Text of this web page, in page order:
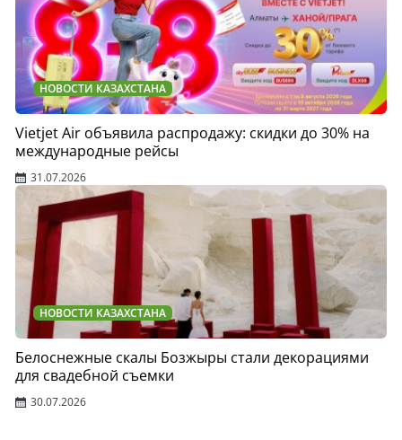
НОВОСТИ КАЗАХСТАНА
Vietjet Air объявила распродажу: скидки до 30% на
международные рейсы
31.07.2026
НОВОСТИ КАЗАХСТАНА
Белоснежные скалы Бозжыры стали декорациями
для свадебной съемки
30.07.2026